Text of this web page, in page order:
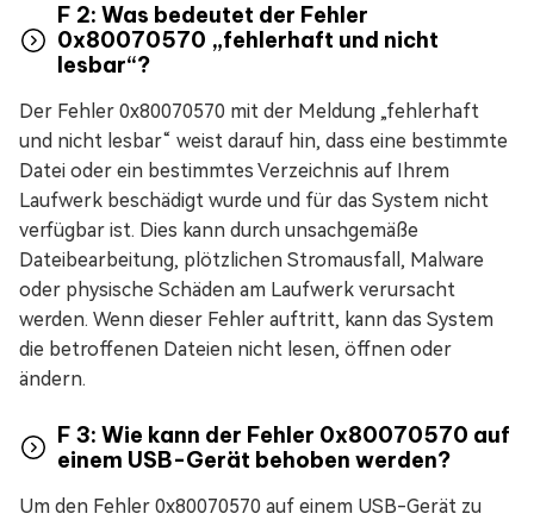
F 2: Was bedeutet der Fehler
0x80070570 „fehlerhaft und nicht
lesbar“?
Der Fehler 0x80070570 mit der Meldung „fehlerhaft
und nicht lesbar“ weist darauf hin, dass eine bestimmte
Datei oder ein bestimmtes Verzeichnis auf Ihrem
Laufwerk beschädigt wurde und für das System nicht
verfügbar ist. Dies kann durch unsachgemäße
Dateibearbeitung, plötzlichen Stromausfall, Malware
oder physische Schäden am Laufwerk verursacht
werden. Wenn dieser Fehler auftritt, kann das System
die betroffenen Dateien nicht lesen, öffnen oder
ändern.
F 3: Wie kann der Fehler 0x80070570 auf
einem USB-Gerät behoben werden?
Um den Fehler 0x80070570 auf einem USB-Gerät zu